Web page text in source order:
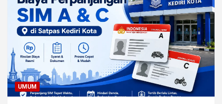
UMUM